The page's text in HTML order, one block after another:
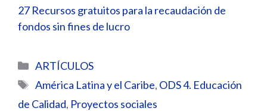
27 Recursos gratuitos para la recaudación de
fondos sin fines de lucro
Categorías
ARTÍCULOS
Etiquetas
América Latina y el Caribe, ODS 4. Educación
de Calidad, Proyectos sociales